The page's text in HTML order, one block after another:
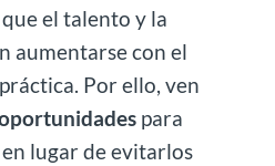
el talento y la
aumentarse con el
Por ello, ven
para
lugar de evitarlos